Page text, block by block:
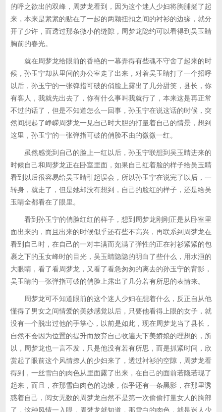
的呼之欲出的双峰，周梦龙看到，因为这个迷人少妇将胸脯挺了起
来，本来是紧紧的贴在了一起的两颗扭扣之间的衬衫的边缘，就分
开了少许，而透过那条微小的缝隙，周梦龙隐约可以看得到吴玉睛
胸前的春光。
就在周梦龙给眼前的香艳的一幕弄得有些魂不守舍了起来的时
候，孙玉宁却从里间的办公室走了出来，对着吴玉睛打了一个招呼
以后，孙玉宁的一张弹指可破的俏脸上露出了几分甜笑，县长，你
有客人，我就先出去了，你有什么事叫我就行了，本来这是再正常
不过的话了，但是不知道怎么一回事，孙玉宁在说这话的时候，突
然间想起了峥嵘周梦龙一见自己时大胆的打量着自己的情景，想到
这里，孙玉宁的一张弹指可破的俏脸不由的微微一红。
虽然感觉到自己的脸上一红以后，孙玉宁联想到吴玉睛进来的
时候自己和周梦龙正在卧室里面，如果自己红着脸的样子给吴玉睛
看到以后很容易给吴玉睛引起误会，所以孙玉宁在说完了以后，一
转身，就走了，但是她却没有想到，自己的脸红的样子，还是给吴
玉睛全都看在了眼里。
看到孙玉宁的俏脸红红的样子，想到周梦龙刚刚正是从卧室里
面出来的，而且出来的时候似乎还有些不高兴，再联系到周梦龙在
看到自己时，在自己的一对丰满而充满了弹性的正在衬衫紧紧的包
裹之下的玉女峰时的目光，吴玉睛隐隐的明白了些什么，用水洹的
大眼睛，看了看周梦龙，又看了看急匆匆的离去的孙玉宁的背影，
吴玉睛的一张弹指可破的俏脸上露出了几分若有所思的表情来。
周梦龙可不知道眼前的这个迷人少妇在想着什么，反正自从他
懂得了男女之间情爱的美妙感觉以后，只要他看得上眼的女子，就
没有一个脱出过他的手掌心，以前是如此，现在周梦龙当了县长，
自然不会因为位置的提升而放弃自己收遍天下美娇娘的理想的，所
以，周梦龙也一言不发，只是他没有若有所思，而是抓紧时间，欣
赏起了眼前这个风情撩人的少妇来了，透过衬衫的空隙，周梦龙看
得到，一丝雪白的肉色从里面露了出来，在自己的面前若隐若现了
起来，而且，在那雪白肉色的边缘，似乎还有一条黑影，在那里诱
惑着自己，阅女无数的周梦龙自然不是第一次偷偷打量女人的胸部
了，这种风情一入眼，周梦龙就知道，那雪白的肉色，就是迷人少